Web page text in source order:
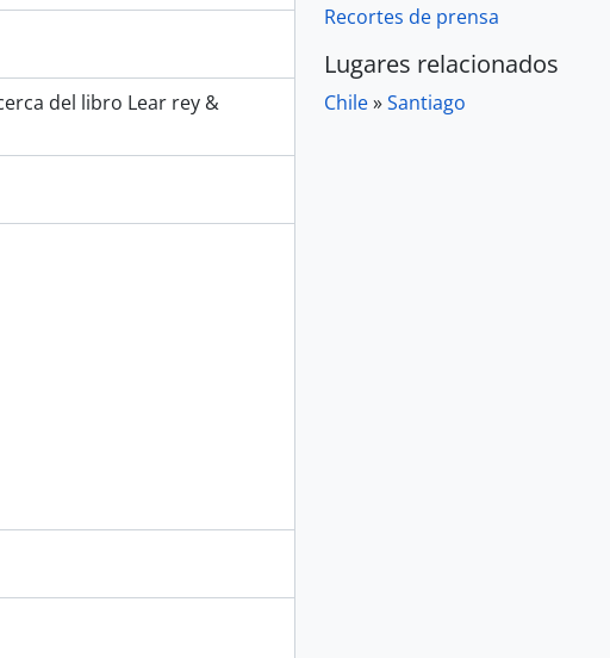
del libro Lear rey &
Recortes de prensa
Lugares relacionados
Chile»Santiago